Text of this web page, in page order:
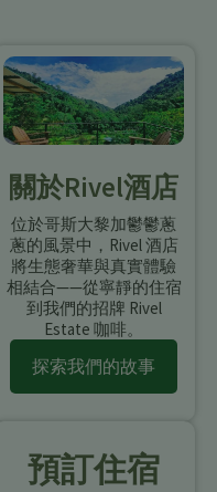
關於Rivel酒店
位於哥斯大黎加鬱鬱蔥
蔥的風景中，Rivel 酒店
將生態奢華與真實體驗
相結合——從寧靜的住宿
到我們的招牌 Rivel
Estate 咖啡。
探索我們的故事
預訂住宿